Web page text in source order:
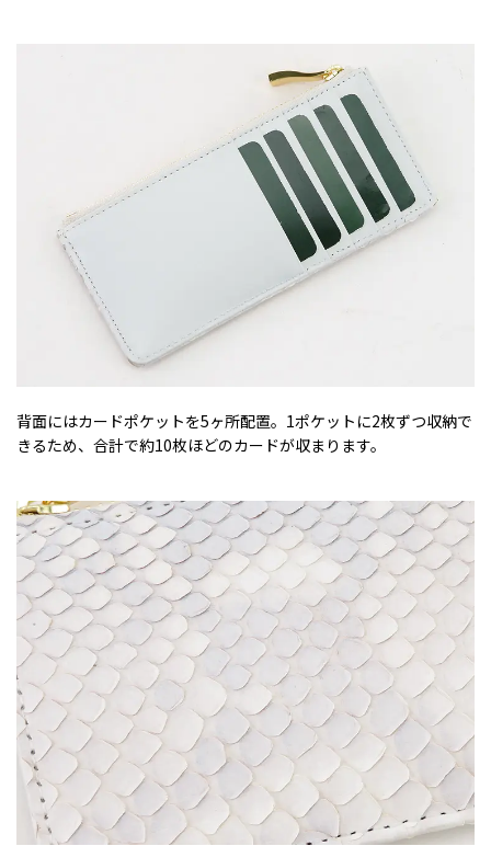
背面にはカードポケットを5ヶ所配置。1ポケットに2枚ずつ収納で
きるため、合計で約10枚ほどのカードが収まります。